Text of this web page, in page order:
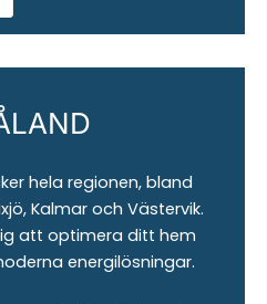
hela regionen, bland
Kalmar och Västervik.
att optimera ditt hem
energilösningar.